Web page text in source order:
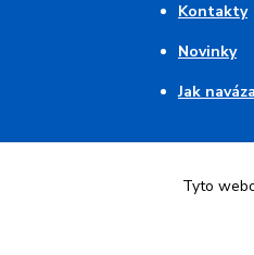
Kontakty
Novinky
Jak
Tyto